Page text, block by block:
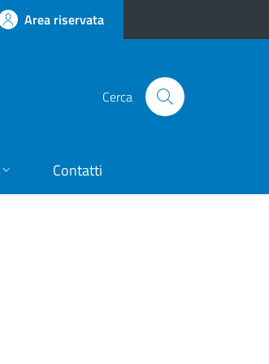
Area riservata
Cerca
Contatti